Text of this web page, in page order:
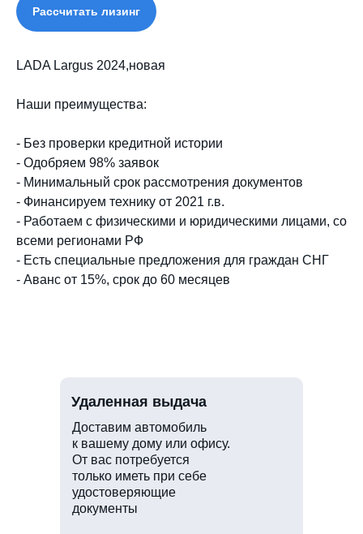
Рассчитать лизинг
LADA Largus 2024,новая
Наши преимущества:
- Без проверки кредитной истории
- Одобряем 98% заявок
- Минимальный срок рассмотрения документов
- Финансируем технику от 2021 г.в.
- Работаем с физическими и юридическими лицами, со
всеми регионами РФ
- Есть специальные предложения для граждан СНГ
- Аванс от 15%, срок до 60 месяцев
Доставим автомобиль
к вашему дому или офису.
От вас потребуется
только иметь при себе
удостоверяющие
документы
Удаленная выдача